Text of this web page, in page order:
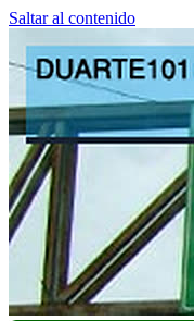
Saltar al contenido